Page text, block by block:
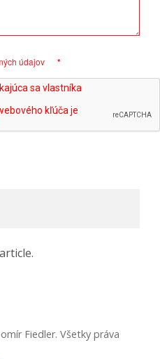
údajov
*
Fiedler. Všetky práva